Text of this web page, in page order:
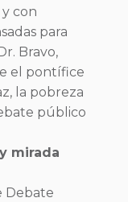
con
para
Bravo,
el pontífice
la pobreza
público
mirada
Debate